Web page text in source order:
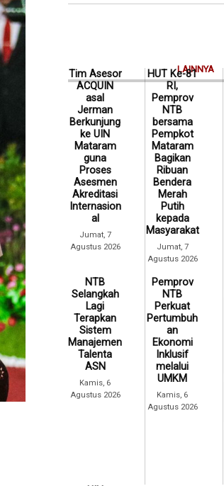
LAINNYA
Tim Asesor
ACQUIN
asal
Jerman
Berkunjung
ke UIN
Mataram
guna
Proses
Asesmen
Akreditasi
Internasion
al
Jumat, 7
Agustus 2026
HUT Ke-81
RI,
Pemprov
NTB
bersama
Pempkot
Mataram
Bagikan
Ribuan
Bendera
Merah
Putih
kepada
Masyarakat
Jumat, 7
Agustus 2026
NTB
Selangkah
Lagi
Terapkan
Sistem
Manajemen
Talenta
ASN
Kamis, 6
Agustus 2026
Pemprov
NTB
Perkuat
Pertumbuh
an
Ekonomi
Inklusif
melalui
UMKM
Kamis, 6
Agustus 2026